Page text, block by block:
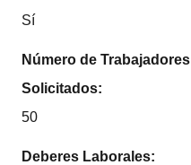
Sí
Número de Trabajadores
Solicitados:
50
Deberes Laborales: